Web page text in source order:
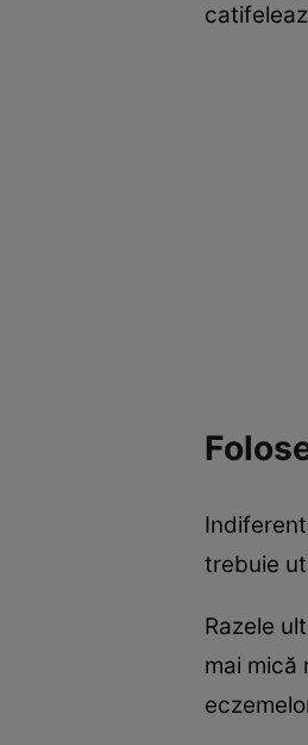
trebuie
Razele
mai mică